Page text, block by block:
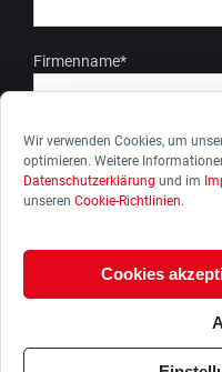
Wir verwenden Cookies, um
optimieren. Weitere
Datenschutzerklärung und im
unseren Cookie-Richtlinien.
Cookies
Firmenname*
Ich stimme zu, dass
unserer
Zustimmung zur